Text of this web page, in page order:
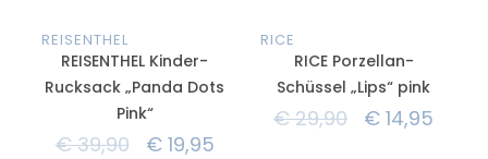
REISENTHEL
REISENTHEL Kinder-
Rucksack „Panda Dots
Pink“
€39,90 €19,95
RICE
RICE Porzellan-
Schüssel „Lips“ pink
€29,90 € 14,95